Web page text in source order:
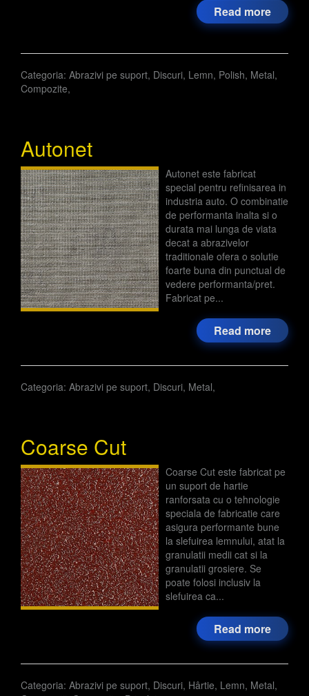
Read more
Categoria: Abrazivi pe suport, Discuri, Lemn, Polish, Metal,
Compozite,
Autonet
Autonet este fabricat
special pentru refinisarea in
industria auto. O combinatie
de performanta inalta si o
durata mai lunga de viata
decat a abrazivelor
traditionale ofera o solutie
foarte buna din punctual de
vedere performanta/pret.
Fabricat pe...
Read more
Categoria: Abrazivi pe suport, Discuri, Metal,
Coarse Cut
Coarse Cut este fabricat pe
un suport de hartie
ranforsata cu o tehnologie
speciala de fabricatie care
asigura performante bune
la slefuirea lemnului, atat la
granulatii medii cat si la
granulatii grosiere. Se
poate folosi inclusiv la
slefuirea ca...
Read more
Categoria: Abrazivi pe suport, Discuri, Hârtie, Lemn, Metal,